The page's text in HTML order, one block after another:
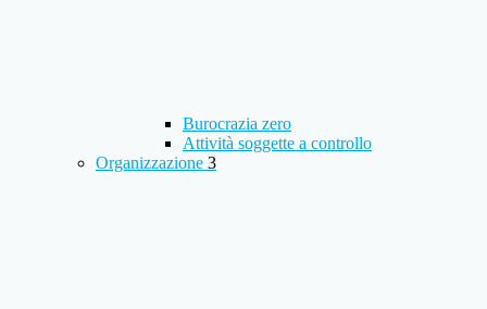
Burocrazia zero
Attività soggette a controllo
Organizzazione 3